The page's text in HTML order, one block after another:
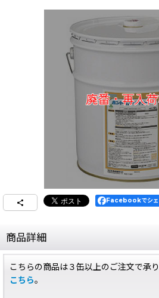
Facebookでシ
商品詳細
こちらの商品は３缶以上のご注文で承
こちら。